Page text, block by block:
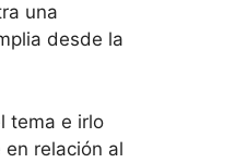
una
desde la
tema e irlo
relación al